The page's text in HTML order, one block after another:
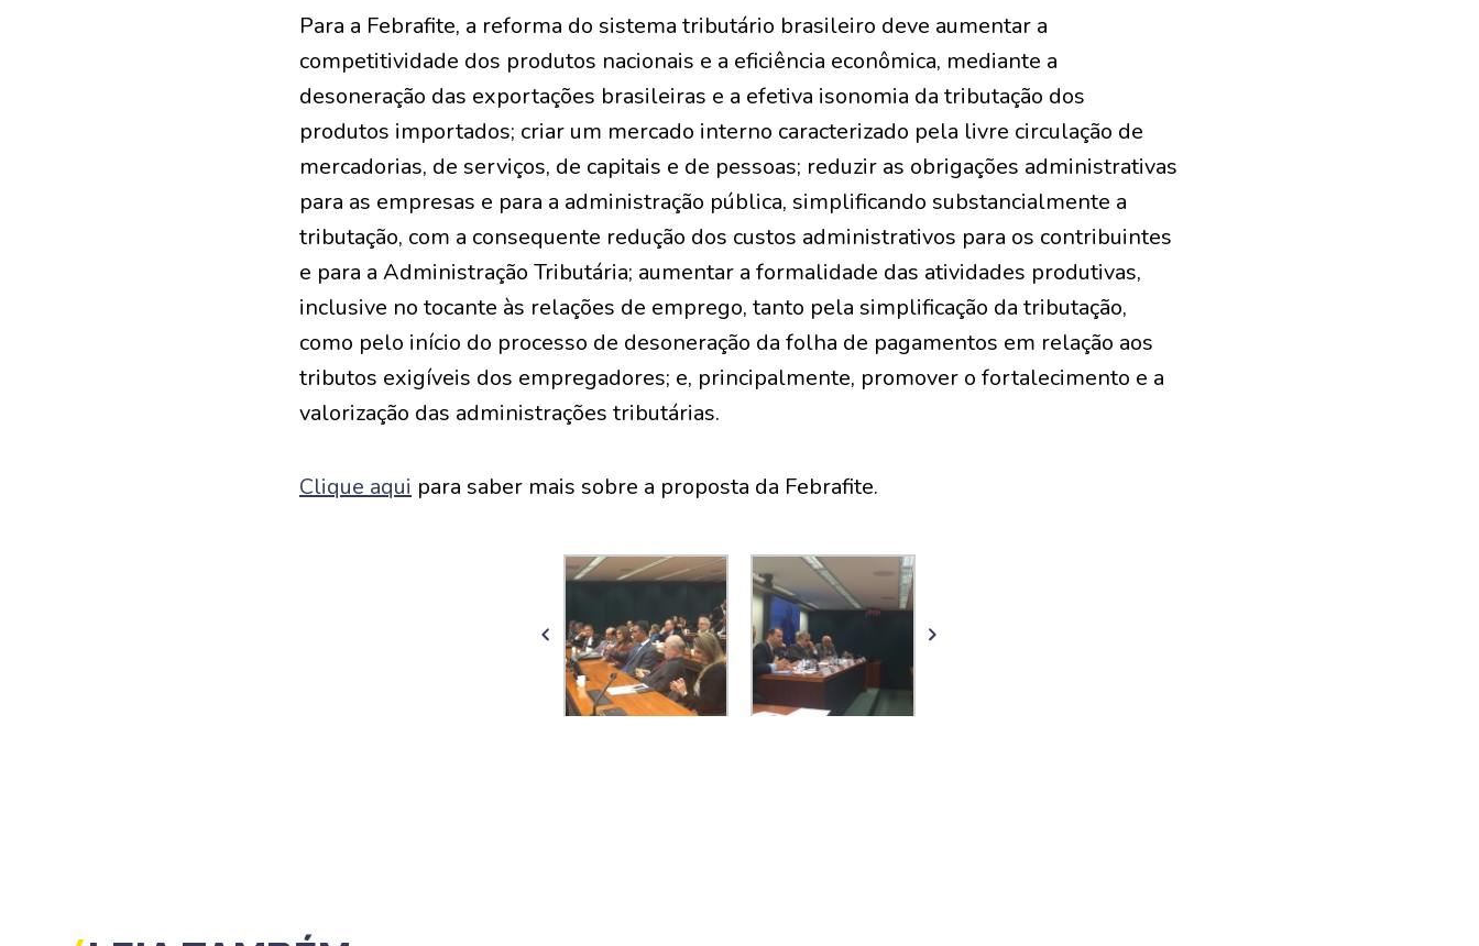
Para a Febrafite, a reforma do sistema tributário brasileiro deve aumentar a
competitividade dos produtos nacionais e a eficiência econômica, mediante a
desoneração das exportações brasileiras e a efetiva isonomia da tributação dos
produtos importados; criar um mercado interno caracterizado pela livre circulação de
mercadorias, de serviços, de capitais e de pessoas; reduzir as obrigações administrativas
para as empresas e para a administração pública, simplificando substancialmente a
tributação, com a consequente redução dos custos administrativos para os contribuintes
e para a Administração Tributária; aumentar a formalidade das atividades produtivas,
inclusive no tocante às relações de emprego, tanto pela simplificação da tributação,
como pelo início do processo de desoneração da folha de pagamentos em relação aos
tributos exigíveis dos empregadores; e, principalmente, promover o fortalecimento e a
valorização das administrações tributárias.
Clique aqui para saber mais sobre a proposta da Febrafite.